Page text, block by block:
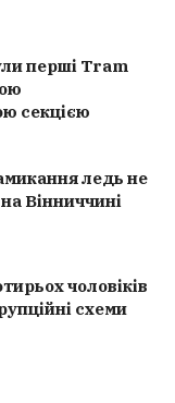
перші Tram
секцією
ледь не
Вінниччині
чоловіків
схеми